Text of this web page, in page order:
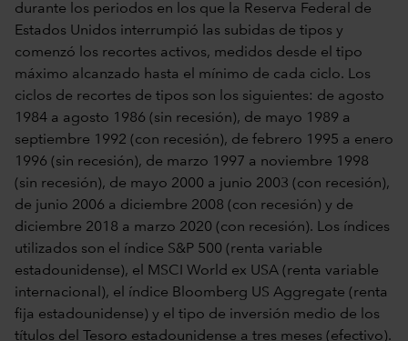
durante los periodos en los que la Reserva Federal de
Estados Unidos interrumpió las subidas de tipos y
comenzó los recortes activos, medidos desde el tipo
máximo alcanzado hasta el mínimo de cada ciclo. Los
ciclos de recortes de tipos son los siguientes: de agosto
1984 a agosto 1986 (sin recesión), de mayo 1989 a
septiembre 1992 (con recesión), de febrero 1995 a enero
1996 (sin recesión), de marzo 1997 a noviembre 1998
(sin recesión), de mayo 2000 a junio 2003 (con recesión),
de junio 2006 a diciembre 2008 (con recesión) y de
diciembre 2018 a marzo 2020 (con recesión). Los índices
utilizados son el índice S&P 500 (renta variable
estadounidense), el MSCI World ex USA (renta variable
internacional), el índice Bloomberg US Aggregate (renta
fija estadounidense) y el tipo de inversión medio de los
títulos del Tesoro estadounidense a tres meses (efectivo).